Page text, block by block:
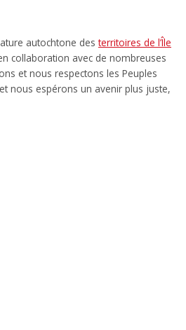
autochtone desterritoires de l’Île
collaboration avec de nombreuses
et nous respectons les Peuples
nous espérons un avenir plus juste,